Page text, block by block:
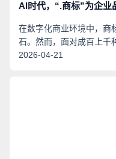
AI时代，“.商标”为企业
在数字化商业环境中，商
石。然而，面对成百上千
企业往往陷入两难：既要
2026-04-21